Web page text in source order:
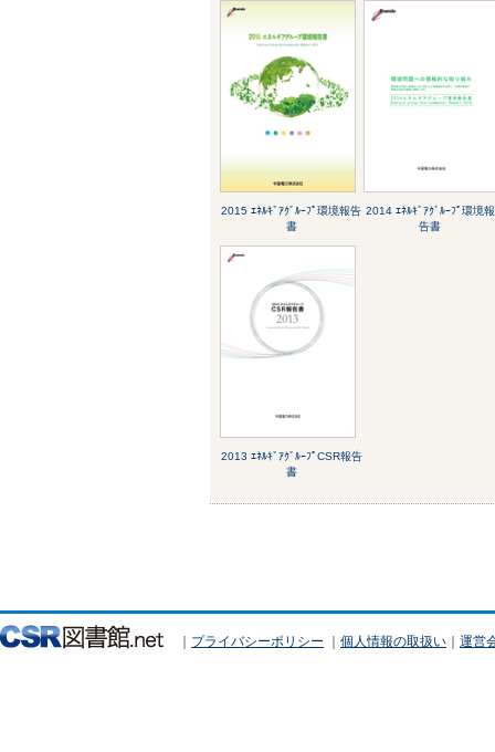
2015 ｴﾈﾙｷﾞｱｸﾞﾙｰﾌﾟ環境報告
書
2014 ｴﾈﾙｷﾞｱｸﾞﾙｰﾌﾟ環境報
告書
2013 ｴﾈﾙｷﾞｱｸﾞﾙｰﾌﾟCSR報告
書
｜ プライバシーポリシー ｜ 個人情報の取扱い ｜ 運営